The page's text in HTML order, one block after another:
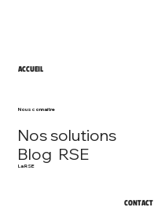
ACCUEIL
La RSE
Nous connaitre
Nos solutions
Blog RSE
CONTACT